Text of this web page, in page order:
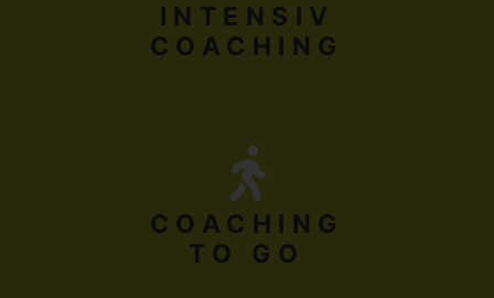
INTENSIV
COACHING
COACHING
TO GO